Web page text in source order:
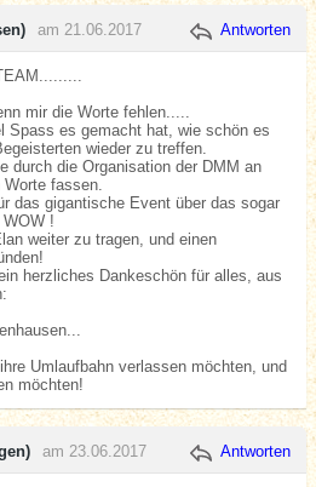
am 21.06.2017 Antworten
mir die Worte fehlen.....
Spass es gemacht hat, wie schön es
wieder zu treffen.
durch die Organisation der DMM an
fassen.
das gigantische Event über das sogar
!
weiter zu tragen, und einen
herzliches Dankeschön für alles, aus
Umlaufbahn verlassen möchten, und
möchten!
am 23.06.2017 Antworten